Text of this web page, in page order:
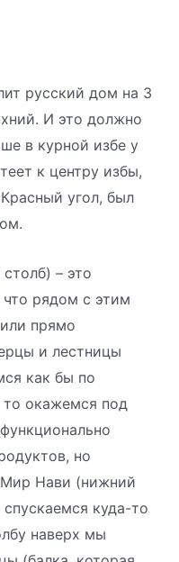
русский дом на 3
И это должно
в курной избе у
к центру избы,
угол, был
– это
рядом с этим
прямо
и лестницы
как бы по
то окажемся под
но
Мир Нави (нижний
куда-то
наверх мы